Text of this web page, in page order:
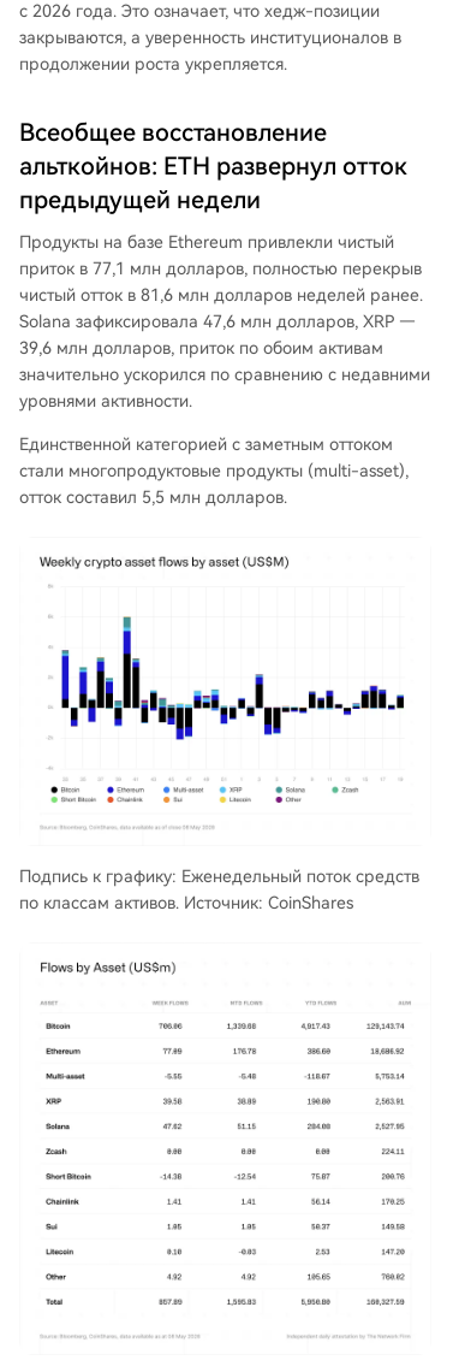
с 2026 года. Это означает, что хедж-позиции
закрываются, а уверенность институционалов в
продолжении роста укрепляется.
Всеобщее восстановление
альткойнов: ETH развернул отток
предыдущей недели
Продукты на базе Ethereum привлекли чистый
приток в 77,1 млн долларов, полностью перекрыв
чистый отток в 81,6 млн долларов неделей ранее.
Solana зафиксировала 47,6 млн долларов, XRP —
39,6 млн долларов, приток по обоим активам
значительно ускорился по сравнению с недавними
уровнями активности.
Единственной категорией с заметным оттоком
стали многопродуктовые продукты (multi-asset),
отток составил 5,5 млн долларов.
Подпись к графику: Еженедельный поток средств
по классам активов. Источник: CoinShares